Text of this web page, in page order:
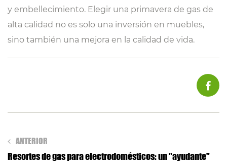
y embellecimiento. Elegir una primavera de gas de
alta calidad no es solo una inversión en muebles,
sino también una mejora en la calidad de vida.
ANTERIOR
Resortes de gas para electrodomésticos: un "ayudante"